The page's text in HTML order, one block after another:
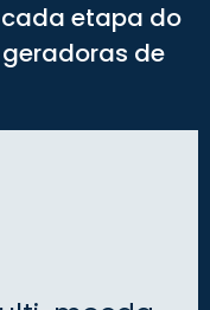
cada etapa do
de
em uma